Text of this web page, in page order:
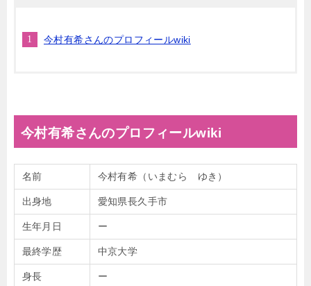
今村有希さんのプロフィールwiki
今村有希さんのプロフィールwiki
名前 今村有希（いまむら ゆき）
出身地 愛知県長久手市
生年月日 ー
最終学歴 中京大学
身長 ー